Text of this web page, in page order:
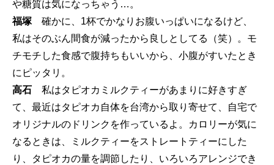
や糖質は気になっちゃう…。
福塚 確かに、1杯でかなりお腹いっぱいになるけど、
私はそのぶん間食が減ったから良しとしてる（笑）。モ
チモチした食感で腹持ちもいいから、小腹がすいたとき
にピッタリ。
高石 私はタピオカミルクティーがあまりに好きすぎ
て、最近はタピオカ自体を台湾から取り寄せて、自宅で
オリジナルのドリンクを作っているよ。カロリーが気に
なるときは、ミルクティーをストレートティーにした
り、タピオカの量を調節したり、いろいろアレンジでき